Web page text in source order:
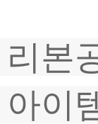
본
아이